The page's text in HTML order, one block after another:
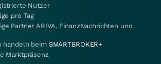
Nutzer
pro Tag
Partner ARIVA, FinanzNachrichten und
handeln beim SMARTBROKER+
Marktpräsenz